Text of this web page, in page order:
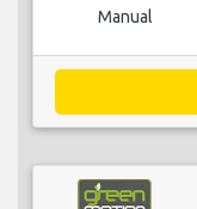
Manual